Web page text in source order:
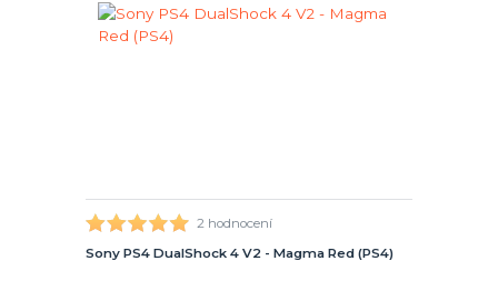
2 hodnocení
Sony PS4 DualShock 4 V2 - Magma Red (PS4)